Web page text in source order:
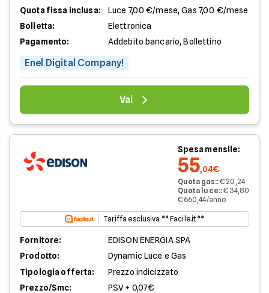
Quota fissa inclusa:
Luce 7,00 €/mese, Gas 7,00 €/mese
Bolletta:
Elettronica
Pagamento:
Addebito bancario, Bollettino
Enel Digital Company!
Vai
Spesa mensile:
55,04€
Quota gas::€ 20,24
Quota luce::€ 34,80
€ 660,44/anno
Tariffa esclusiva ** Facile.it **
Fornitore:
EDISON ENERGIA SPA
Prodotto:
Dynamic Luce e Gas
Tipologia offerta:
Prezzo indicizzato
Prezzo/Smc:
PSV + 0,07€